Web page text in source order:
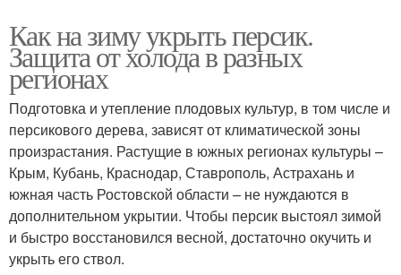
Как на зиму укрыть персик.
Защита от холода в разных
регионах
Подготовка и утепление плодовых культур, в том числе и
персикового дерева, зависят от климатической зоны
произрастания. Растущие в южных регионах культуры –
Крым, Кубань, Краснодар, Ставрополь, Астрахань и
южная часть Ростовской области – не нуждаются в
дополнительном укрытии. Чтобы персик выстоял зимой
и быстро восстановился весной, достаточно окучить и
укрыть его ствол.